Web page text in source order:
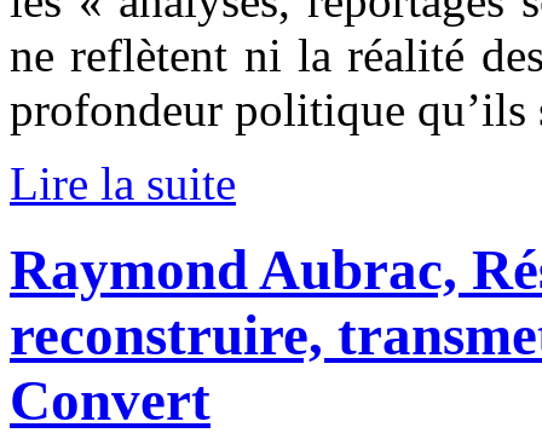
ne reflètent ni la réalité
profondeur politique
Lire la suite
Raymond Aubrac,
reconstruire,
Convert